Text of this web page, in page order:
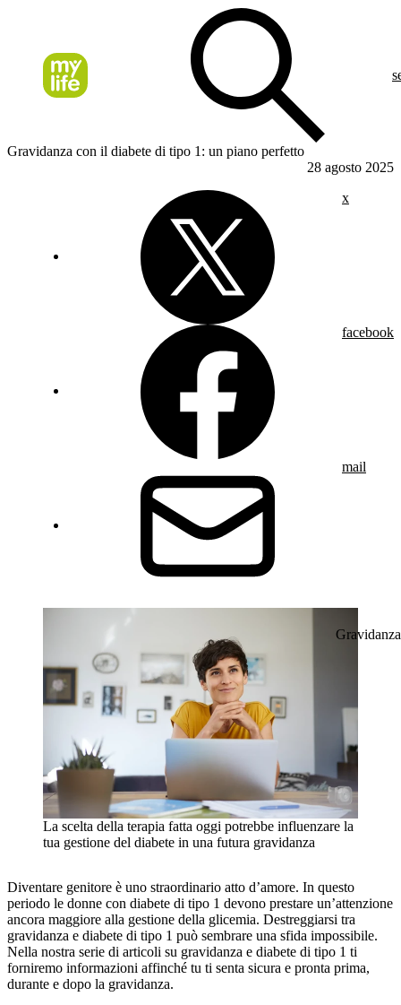
Gravidanza con il diabete di tipo 1: un piano perfetto
28 agosto 2025
x
facebook
mail
Gravidanza
La scelta della terapia fatta oggi potrebbe influenzare la
tua gestione del diabete in una futura gravidanza
Diventare genitore è uno straordinario atto d’amore. In questo
periodo le donne con diabete di tipo 1 devono prestare un’attenzione
ancora maggiore alla gestione della glicemia. Destreggiarsi tra
gravidanza e diabete di tipo 1 può sembrare una sfida impossibile.
Nella nostra serie di articoli su gravidanza e diabete di tipo 1 ti
forniremo informazioni affinché tu ti senta sicura e pronta prima,
durante e dopo la gravidanza.